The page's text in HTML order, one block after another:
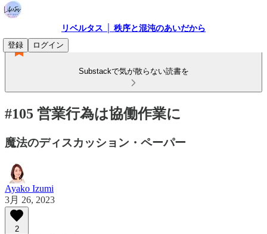
リベルタス │ 秩序と混沌のあいだから
登録
ログイン
Substackで気が散らない読書を
#105 営業行為は協働作業に
魔法のディスカッション・ペーパー
Ayako Izumi
3月 26, 2023
2